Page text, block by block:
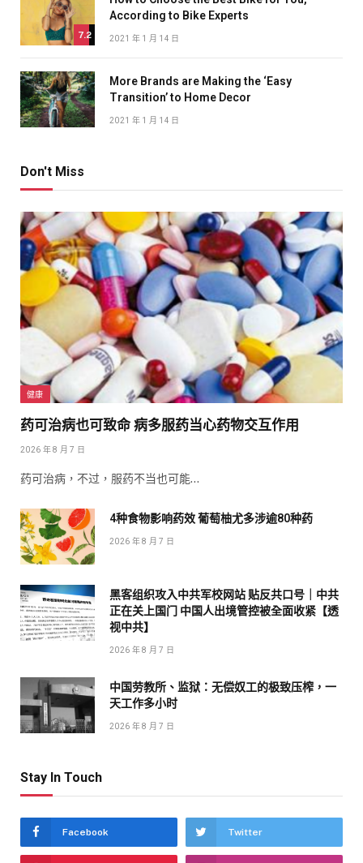
7.2
According to Bike Experts
2021 年 1 月 14 日
More Brands are Making the ‘Easy
Transition’ to Home Decor
2021 年 1 月 14 日
Don't Miss
健康
药可治病也可致命 病多服药当心药物交互作用
2026 年 8 月 7 日
药可治病，不过，服药不当也可能…
4种食物影响药效 葡萄柚尤多涉逾80种药
2026 年 8 月 7 日
黑客组织攻入中共军校网站 贴反共口号｜中共
正在关上国门 中国人出境管控被全面收紧【透
视中共】
2026 年 8 月 7 日
中国劳教所、监狱：无偿奴工的极致压榨，一
天工作多小时
2026 年 8 月 7 日
Stay In Touch
Facebook Twitter